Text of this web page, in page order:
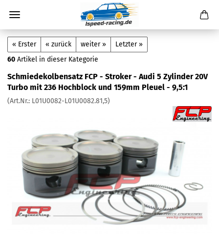
« Erster « zurück weiter »
Letzter »
60 Artikel in dieser Kategorie
Schmiedekolbensatz FCP - Stroker - Audi 5 Zylinder 20V
Turbo mit 236 Hochblock und 159mm Pleuel - 9,5:1
(Art.Nr.: L01U0082-L01U0082.81,5)